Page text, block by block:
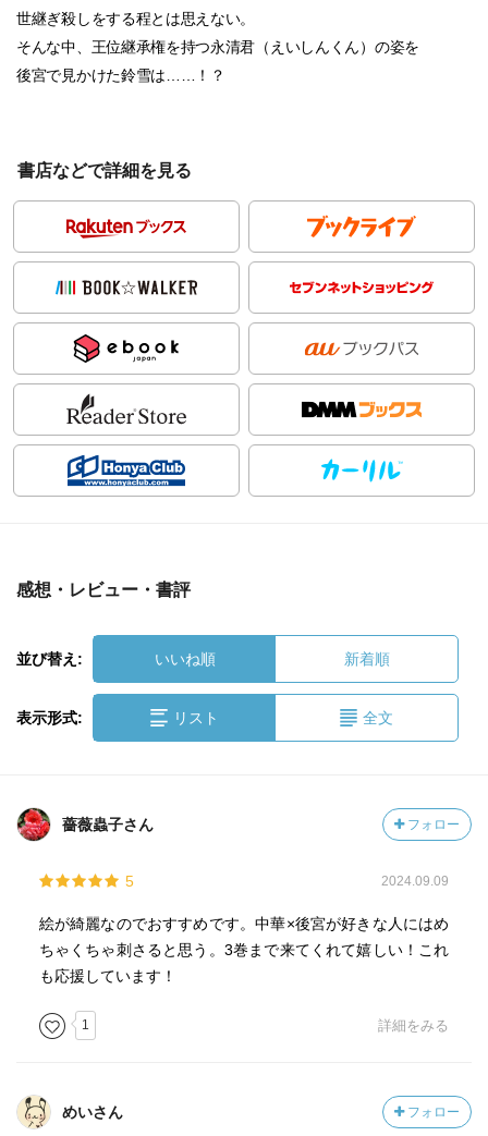
世継ぎ殺しをする程とは思えない。
そんな中、王位継承権を持つ永清君（えいしんくん）の姿を
後宮で見かけた鈴雪は……！？
書店などで詳細を見る
感想・レビュー・書評
並び替え: いいね順 新着順
表示形式: リスト 全文
薔薇蟲子さん フォロー
5 2024.09.09
絵が綺麗なのでおすすめです。中華×後宮が好きな人にはめ
ちゃくちゃ刺さると思う。3巻まで来てくれて嬉しい！これ
も応援しています！
1 詳細をみる
めいさん フォロー